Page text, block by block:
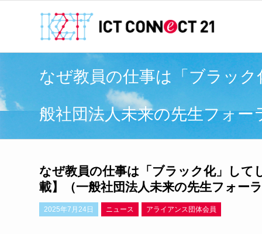
なぜ教員の仕事は「ブラッ
般社団法人未来の先生フォー
なぜ教員の仕事は「ブラック化」し
載】（一般社団法人未来の先生フォーラ
2025年7月24日 ニュース アライアンス団体会員